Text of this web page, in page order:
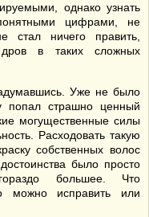
однако узнать
цифрами, не
стал ничего править,
дров в таких сложных
Уже не было
попал страшно ценный
могущественные силы
Расходовать такую
собственных волос
было просто
большее. Что
можно исправить или